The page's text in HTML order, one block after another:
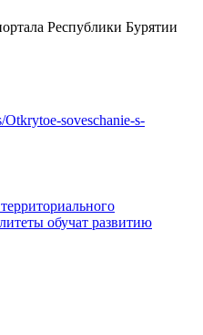
Республики Бурятии
soveschanie-s-
обучат развитию